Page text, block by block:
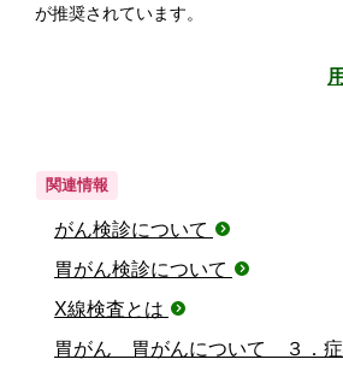
が推奨されています。
関連情報
がん検診について
胃がん検診について
X線検査とは
胃がん 胃がんについて ３．